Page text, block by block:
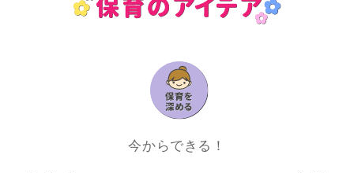
今からできる！